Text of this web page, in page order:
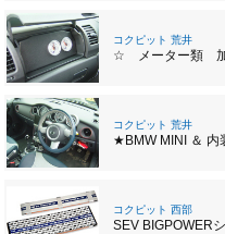
コクピット 荒井
☆ メーター類
コクピット 荒井
★BMW MINI ＆ 内
コクピット 西部
SEV BIGPOWER